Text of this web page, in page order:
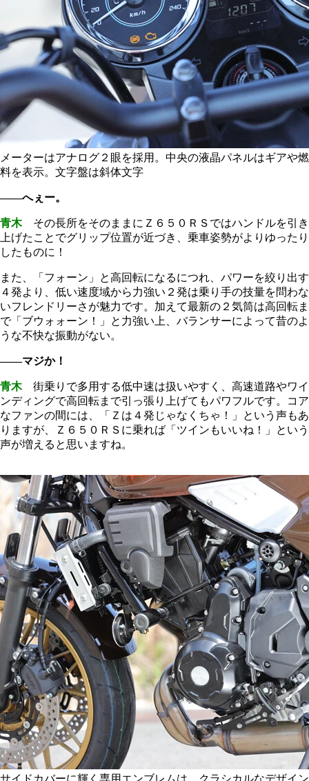
メーターはアナログ２眼を採用。中央の液晶パネルはギアや燃
料を表示。文字盤は斜体文字
――へぇー。
青木その長所をそのままにＺ６５０ＲＳではハンドルを引き
上げたことでグリップ位置が近づき、乗車姿勢がよりゆったり
したものに！
また、「フォーン」と高回転になるにつれ、パワーを絞り出す
４発より、低い速度域から力強い２発は乗り手の技量を問わな
いフレンドリーさが魅力です。加えて最新の２気筒は高回転ま
で「ブウォォーン！」と力強い上、バランサーによって昔のよ
うな不快な振動がない。
――マジか！
青木街乗りで多用する低中速は扱いやすく、高速道路やワイ
ンディングで高回転まで引っ張り上げてもパワフルです。コア
なファンの間には、「Ｚは４発じゃなくちゃ！」という声もあ
りますが、Ｚ６５０ＲＳに乗れば「ツインもいいね！」という
声が増えると思いますね。
サイドカバーに輝く専用エンブレムは、クラシカルなデザイン